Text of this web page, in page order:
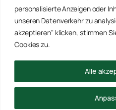
personalisierte Anzeigen oder
unseren Datenverkehr zu
akzeptieren" klicken, stimmen
Cookies zu.
Alle
EMPFOHLENE PARTNER
WinRei24 Dienstleistungen
Winterdienst Niedersachsen
Winterdienst Hansa
© 2026 Schädlingsbekämpfung Kraft